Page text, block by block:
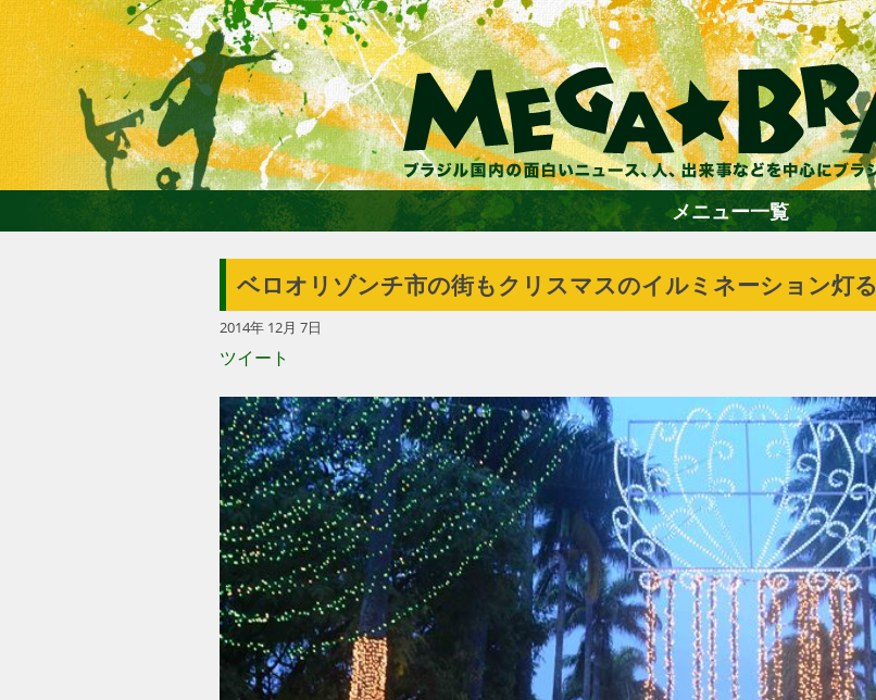
ホーム
エンターテイメント
グルメ
トラベル
サッカー
PEOPLE
メニュー一覧
ベロオリゾンチ市の街もクリスマスのイルミネーション灯る
2014年 12月 7日
ツイート